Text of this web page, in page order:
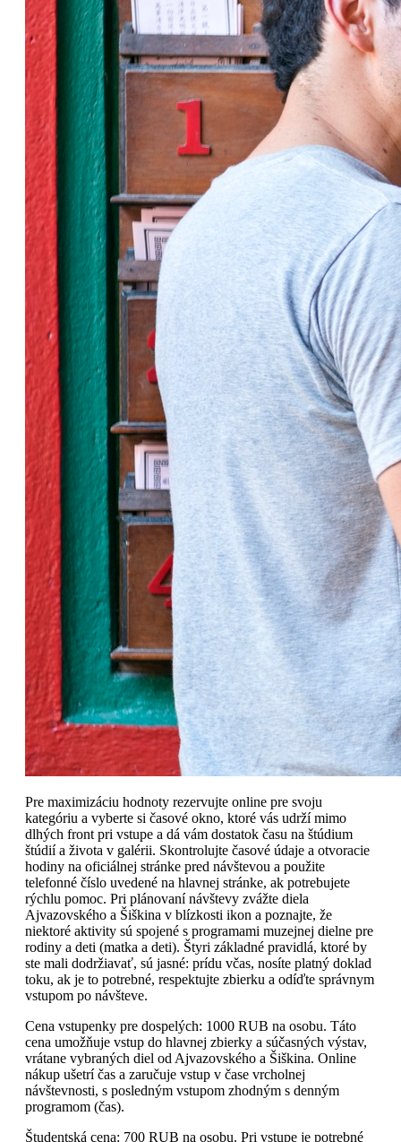
Pre maximizáciu hodnoty rezervujte online pre svoju
kategóriu a vyberte si časové okno, ktoré vás udrží mimo
dlhých front pri vstupe a dá vám dostatok času na štúdium
štúdií a života v galérii. Skontrolujte časové údaje a otvoracie
hodiny na oficiálnej stránke pred návštevou a použite
telefonné číslo uvedené na hlavnej stránke, ak potrebujete
rýchlu pomoc. Pri plánovaní návštevy zvážte diela
Ajvazovského a Šiškina v blízkosti ikon a poznajte, že
niektoré aktivity sú spojené s programami muzejnej dielne pre
rodiny a deti (matka a deti). Štyri základné pravidlá, ktoré by
ste mali dodržiavať, sú jasné: prídu včas, nosíte platný doklad
toku, ak je to potrebné, respektujte zbierku a odíďte správnym
vstupom po návšteve.
Cena vstupenky pre dospelých: 1000 RUB na osobu. Táto
cena umožňuje vstup do hlavnej zbierky a súčasných výstav,
vrátane vybraných diel od Ajvazovského a Šiškina. Online
nákup ušetrí čas a zaručuje vstup v čase vrcholnej
návštevnosti, s posledným vstupom zhodným s denným
programom (čas).
Študentská cena: 700 RUB na osobu. Pri vstupe je potrebné